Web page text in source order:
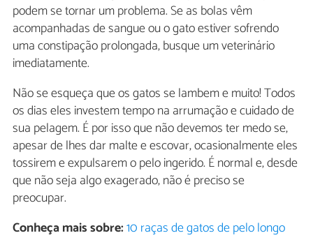
podem se tornar um problema. Se as bolas vêm
acompanhadas de sangue ou o gato estiver sofrendo
uma constipação prolongada, busque um veterinário
imediatamente.
Não se esqueça que os gatos se lambem e muito! Todos
os dias eles investem tempo na arrumação e cuidado de
sua pelagem. É por isso que não devemos ter medo se,
apesar de lhes dar malte e escovar, ocasionalmente eles
tossirem e expulsarem o pelo ingerido. É normal e, desde
que não seja algo exagerado, não é preciso se
preocupar.
Conheça mais sobre:10 raças de gatos de pelo longo